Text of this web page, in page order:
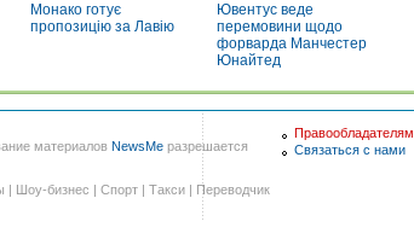
Монако готує
пропозицію за Лавію
Ювентус веде
перемовини щодо
форварда Манчестер
Юнайтед
материалов NewsMe разрешается
| Шоу-бизнес | Спорт | Такси | Переводчик
Правообладателям
Связаться с нами